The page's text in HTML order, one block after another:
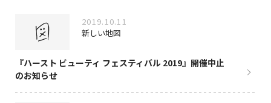
CHIZULOG2019.10.11
新しい地図
『ハースト ビューティ フェスティバル 2019』開催中止
のお知らせ